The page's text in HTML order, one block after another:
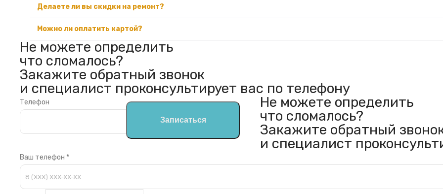
Делаете ли вы скидки на ремонт?
Можно ли оплатить картой?
Не можете определить
что сломалось?
Закажите обратный звонок
и специалист проконсультирует вас по телефону
Телефон
Записаться
Не можете определить
что сломалось?
Закажите обратный
и специалист
Ваш телефон *